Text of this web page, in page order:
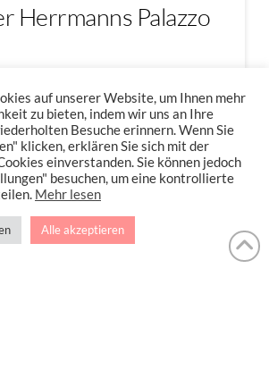
Herrmanns Palazzo
Alfons …
DINNERSHOW
auf unserer Website, um Ihnen mehr
zu bieten, indem wir uns an Ihre
Besuche erinnern. Wenn Sie
klicken, erklären Sie sich mit der
einverstanden. Sie können jedoch
besuchen, um eine kontrollierte
Mehr lesen
Alle akzeptieren